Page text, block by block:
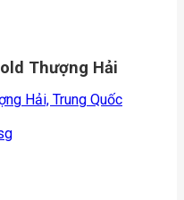
Thượng Hải
Hải, Trung Quốc